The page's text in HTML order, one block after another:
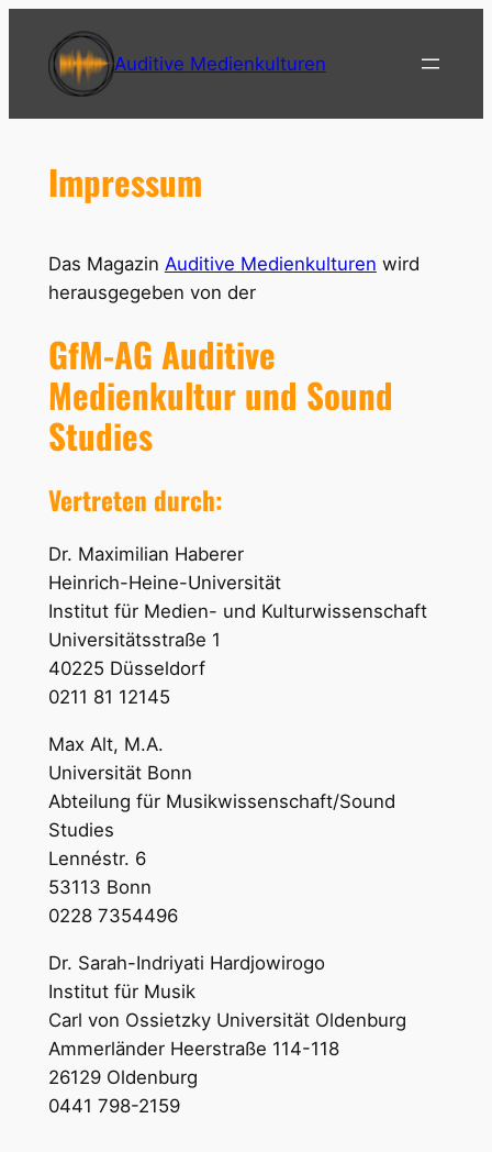
Inhalt
springen
Auditive Medienkulturen
Impressum
Das Magazin Auditive Medienkulturen wird
herausgegeben von der
GfM-AG Auditive
Medienkultur und Sound
Studies
Vertreten durch:
Dr. Maximilian Haberer
Heinrich-Heine-Universität
Institut für Medien- und Kulturwissenschaft
Universitätsstraße 1
40225 Düsseldorf
0211 81 12145
Max Alt, M.A.
Universität Bonn
Abteilung für Musikwissenschaft/Sound
Studies
Lennéstr. 6
53113 Bonn
0228 7354496
Dr. Sarah-Indriyati Hardjowirogo
Institut für Musik
Carl von Ossietzky Universität Oldenburg
Ammerländer Heerstraße 114-118
26129 Oldenburg
0441 798-2159